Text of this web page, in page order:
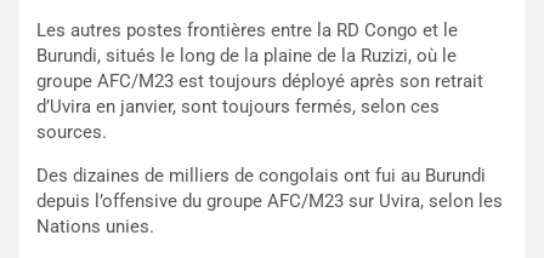
Les autres postes frontières entre la RD Congo et le
Burundi, situés le long de la plaine de la Ruzizi, où le
groupe AFC/M23 est toujours déployé après son retrait
d’Uvira en janvier, sont toujours fermés, selon ces
sources.
Des dizaines de milliers de congolais ont fui au Burundi
depuis l’offensive du groupe AFC/M23 sur Uvira, selon les
Nations unies.